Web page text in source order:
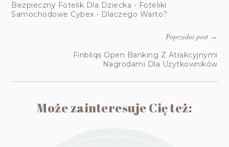
Bezpieczny Fotelik Dla Dziecka - Foteliki
Samochodowe Cybex - Dlaczego Warto?
Poprzedni post→
Finbliqs Open Banking Z Atrakcyjnymi
Nagrodami Dla Użytkowników
Może zainteresuje Cię też: